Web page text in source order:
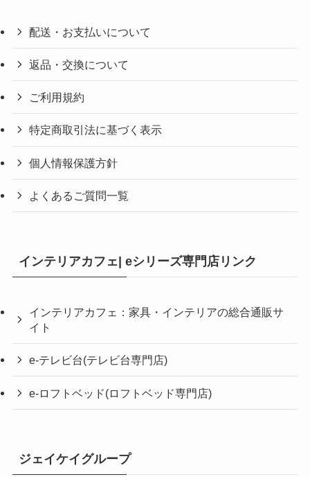
配送・お支払いについて
返品・交換について
ご利用規約
特定商取引法に基づく表示
個人情報保護方針
よくあるご質問一覧
インテリアカフェ| eシリーズ専門店リンク
インテリアカフェ：家具・インテリアの総合通販サ
イト
e-テレビ台(テレビ台専門店)
e-ロフトベッド(ロフトベッド専門店)
ジェイケイグループ